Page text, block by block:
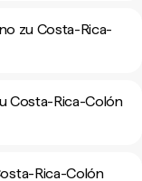
zu Costa-Rica-
Costa-Rica-Colón
Rica-Colón